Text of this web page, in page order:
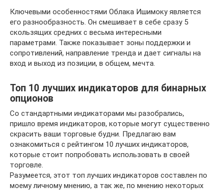
Ключевыми особенностями Облака Ишимоку является
его разнообразность. Он смешивает в себе сразу 5
скользящих средних с весьма интересными
параметрами. Также показывает зоны поддержки и
сопротивлений, направление тренда и дает сигналы на
вход и выход из позиции, в общем, мечта.
Топ 10 лучших индикаторов для бинарных
опционов
Со стандартными индикаторами мы разобрались,
пришло время индикаторов, которые могут существенно
скрасить ваши торговые будни. Предлагаю вам
ознакомиться с рейтингом 10 лучших индикаторов,
которые стоит попробовать использовать в своей
торговле.
Разумеется, этот топ лучших индикаторов составлен по
моему личному мнению, а так же, по мнению некоторых